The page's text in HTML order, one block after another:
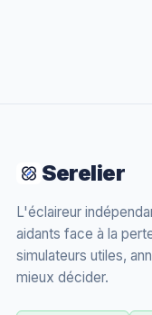
Serelier
L'éclaireur
aidants face à la
simulateurs utiles,
mieux décider.